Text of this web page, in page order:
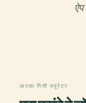
आपका निजी क्यूरेटर